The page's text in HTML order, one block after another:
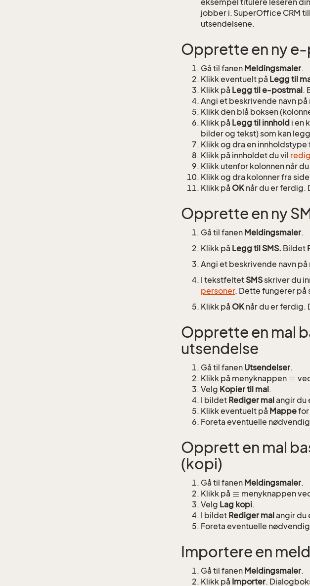
eksempel titulere leseren
jobber i. SuperOffice CRM
utsendelsene.
Opprette en ny
Gå til fanen Meldingsmaler.
Klikk eventuelt på Legg til
Klikk på Legg til e-postmal.
Angi et beskrivende navn
Klikk den blå boksen
Klikk på Legg til innhold i en
bilder og tekst) som kan
Klikk og dra en
Klikk på innholdet du vil
Klikk utenfor kolonnen når
Klikk og dra kolonner fra
Klikk på OK når du er ferdig.
Opprette en ny
Gå til fanen Meldingsmaler.
Klikk på Legg til SMS. Bildet
Angi et beskrivende navn
I tekstfeltet SMSskriver du
personer. Dette fungerer på
Klikk på OK når du er ferdig.
Opprette en mal
utsendelse
Gå til fanen Utsendelser.
Klikk på menyknappen
Velg Kopier til mal.
I bildet Rediger mal angir du
Klikk eventuelt på Mappefor
Foreta eventuelle
Opprett en mal
(kopi)
Gå til fanen Meldingsmaler.
Klikk på
menyknappen
Velg Lag kopi.
I bildet Rediger mal angir du
Foreta eventuelle
Importere en
Gå til fanen Meldingsmaler.
Klikk på Importer.